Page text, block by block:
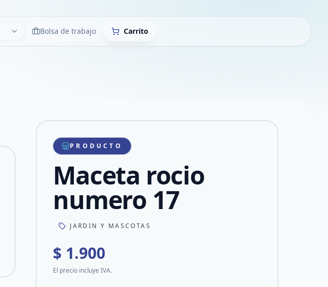
LimpiarBolsa de trabajo Carrito
Compartir producto
Compartir por WhatsApp
Compartir por mail
Compartir en Facebook
Compartir en X
PRODUCTO
Maceta rocio
numero 17
JARDIN Y MASCOTAS
$ 1.900
El precio incluye IVA.